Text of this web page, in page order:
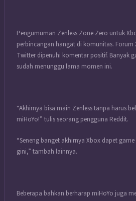
Pengumuman Zenless Zone Zero untuk
perbincangan hangat di komunitas. Forum
Twitter dipenuhi komentar positif. Banyak
sudah menunggu lama momen ini.
“Akhirnya bisa main Zenless tanpa harus
miHoYo!” tulis seorang pengguna Reddit.
“Seneng banget akhirnya Xbox dapet
gini,” tambah lainnya.
Beberapa bahkan berharap miHoYo juga